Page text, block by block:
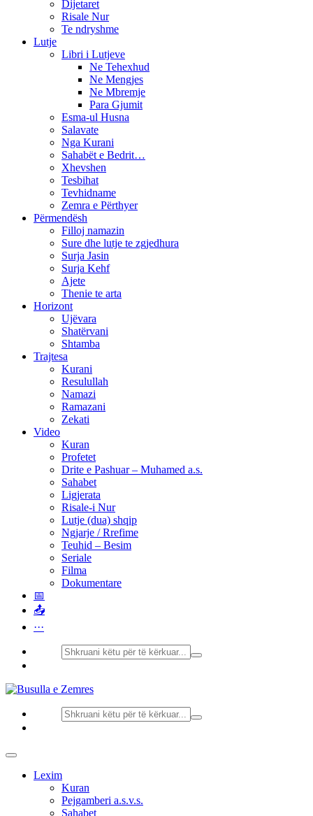
Dijetaret
Risale Nur
Te ndryshme
Lutje
Libri i Lutjeve
Ne Tehexhud
Ne Mengjes
Ne Mbremje
Para Gjumit
Esma-ul Husna
Salavate
Nga Kurani
Sahabët e Bedrit…
Xhevshen
Tesbihat
Tevhidname
Zemra e Përthyer
Përmendësh
Filloj namazin
Sure dhe lutje te zgjedhura
Surja Jasin
Surja Kehf
Ajete
Thenie te arta
Horizont
Ujëvara
Shatërvani
Shtamba
Trajtesa
Kurani
Resulullah
Namazi
Ramazani
Zekati
Video
Kuran
Profetet
Drite e Pashuar – Muhamed a.s.
Sahabet
Ligjerata
Risale-i Nur
Lutje (dua) shqip
Ngjarje / Rrefime
Teuhid – Besim
Seriale
Filma
Dokumentare
📅
📤
···
Lexim
Kuran
Pejgamberi a.s.v.s.
Sahabet